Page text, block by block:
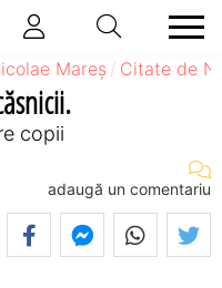
Mareș Citate de
copii
adaugă un comentariu